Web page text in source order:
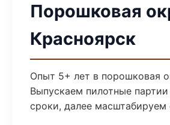
Порошковая
Красноярск
Опыт 5+ лет в порошковая
Выпускаем пилотные
сроки, далее масштабируем